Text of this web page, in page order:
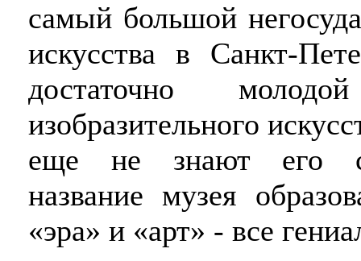
самый большой
искусства в Санкт-
достаточно
изобразительного
еще не знают его
название музея
«эра» и «арт» - все